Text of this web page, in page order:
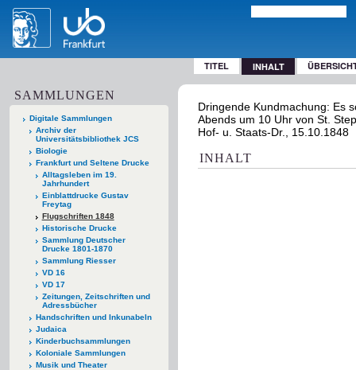
TITEL INHALT
SAMMLUNGEN
Digitale Sammlungen
Archiv der
Universitätsbibliothek JCS
Biologie
Frankfurt und Seltene Drucke
Alltagsleben im 19.
Jahrhundert
Einblattdrucke Gustav
Freytag
Flugschriften 1848
Historische Drucke
Sammlung Deutscher
Drucke 1801-1870
Sammlung Riesser
VD 16
VD 17
Zeitungen, Zeitschriften und
Adressbücher
Handschriften und Inkunabeln
Judaica
Kinderbuchsammlungen
Koloniale Sammlungen
Musik und Theater
Dringende Kundmachung: Es
Abends um 10 Uhr von St.
Hof- u. Staats-Dr., 15.10.1848
INHALT